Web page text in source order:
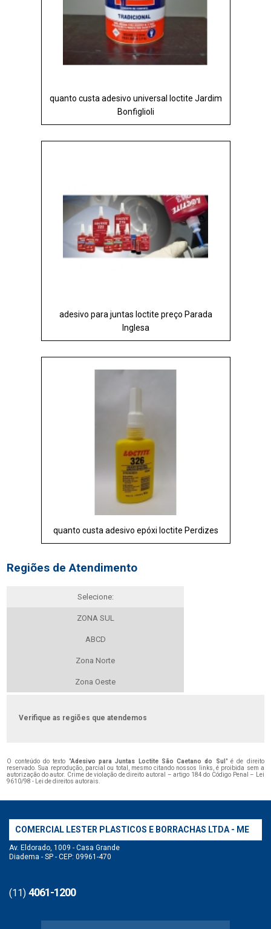
quanto custa adesivo universal loctite Jardim
Bonfiglioli
adesivo para juntas loctite preço Parada
Inglesa
quanto custa adesivo epóxi loctite Perdizes
Regiões de Atendimento
Selecione:
ZONA SUL
ABCD
Zona Norte
Zona Oeste
Verifique as regiões que atendemos
O conteúdo do texto "Adesivo para Juntas Loctite São Caetano do Sul " é de direito
reservado. Sua reprodução, parcial ou total, mesmo citando nossos links, é proibida sem a
autorização do autor. Crime de violação de direito autoral – artigo 184 do Código Penal – Lei
9610/98 - Lei de direitos autorais.
COMERCIAL LESTER PLASTICOS E BORRACHAS LTDA - ME
Av. Eldorado, 1009 - Casa Grande
Diadema - SP - CEP: 09961-470
(11) 4061-1200